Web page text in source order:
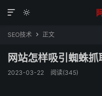


SEO技术  正文
网站怎样吸引蜘蛛抓
2023-03-22 阅读(345)